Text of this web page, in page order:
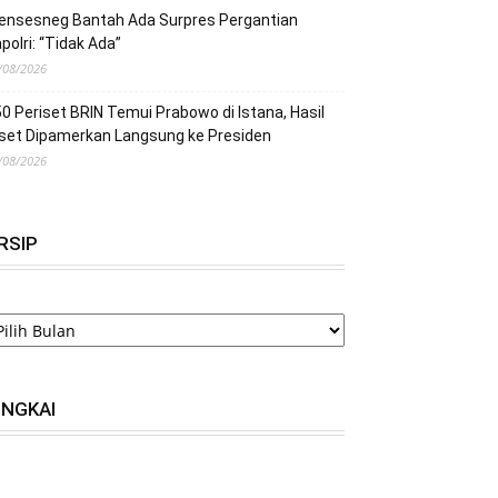
Bantah Ada Surpres Pergantian
“Tidak Ada”
2026
Periset BRIN Temui Prabowo di Istana, Hasil
Dipamerkan Langsung ke Presiden
2026